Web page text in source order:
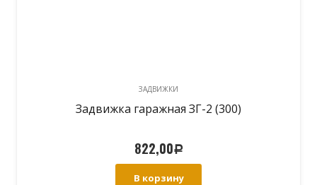
ЗАДВИЖКИ
Задвижка гаражная ЗГ-2 (300)
822,00Р
В корзину